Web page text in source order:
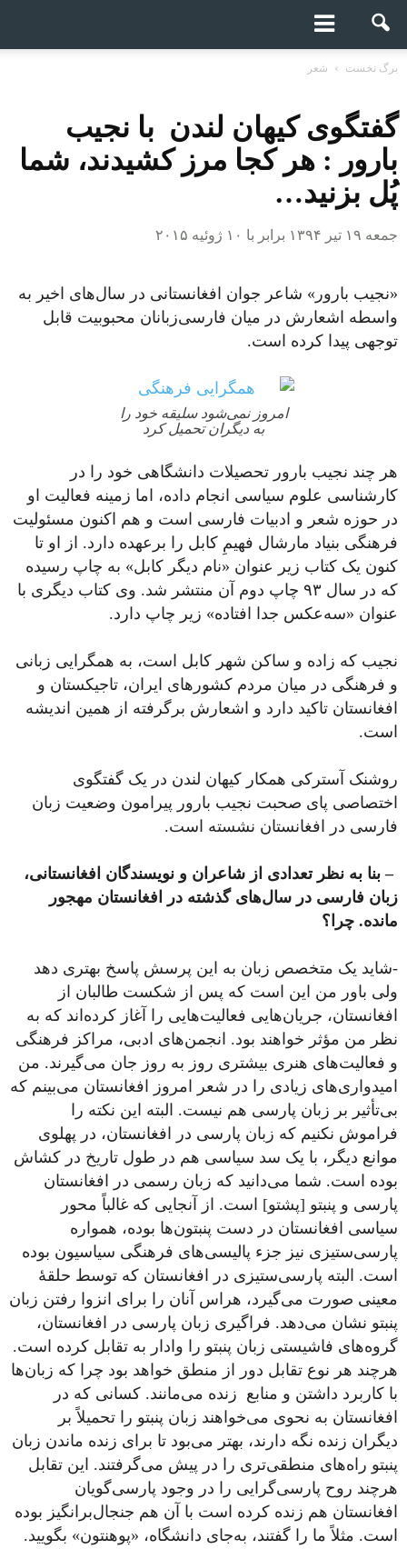
برگ نخست شعر
گفتگوی کیهان لندن با نجیب
بارور : هر کجا مرز کشیدند، شما
پُل بزنید…
جمعه ۱۹ تیر ۱۳۹۴ برابر با ۱۰ ژوئیه ۲۰۱۵
«نجیب بارور» شاعر جوان افغانستانی در سال‌های اخیر به
واسطه اشعارش در میان فارسی‌زبانان محبوبیت قابل
توجهی پیدا کرده است.
امروز نمی‌شود سلیقه خود را
به دیگران تحمیل کرد
هر چند نجیب بارور تحصیلات دانشگاهی خود را در
کارشناسی علوم سیاسی انجام داده، اما زمینه فعالیت او
در حوزه شعر و ادبیات فارسی است و هم اکنون مسئولیت
فرهنگی بنیاد مارشال فهیمِ کابل را بر‌عهده دارد. از او تا
کنون یک کتاب زیر عنوان «نام دیگر کابل» به چاپ رسیده
که در سال ۹۳ چاپ دوم آن منتشر شد. وی کتاب دیگری با
عنوان «سه‌عکس جدا افتاده» زیر چاپ دارد.
نجیب که زاده و ساکن شهر کابل است، به همگرایی زبانی
و فرهنگی در میان مردم کشورهای ایران، تاجیکستان و
افغانستان تاکید دارد و اشعارش برگرفته از همین اندیشه
است.
روشنک آسترکی همکار کیهان لندن در یک گفتگوی
اختصاصی پای صحبت نجیب بارور پیرامون وضعیت زبان
فارسی در افغانستان نشسته است.
– بنا به نظر تعدادی از شاعران و نویسندگان افغانستانی،
زبان فارسی در سال‌های گذشته در افغانستان مهجور
مانده. چرا؟
-شاید یک متخصص زبان به این پرسش پاسخ بهتری دهد
ولی باور من این است که پس از شکست طالبان از
افغانستان، جریان‌هایی فعالیت‌هایی را آغاز کرده‌اند که به
نظر من مؤثر خواهند بود. انجمن‌های ادبی، مراکز فرهنگی
و فعالیت‌های هنری بیشتری روز به ‌روز جان می‌گیرند. من
امیدواری‌های زیادی را در شعر امروز افغانستان می‌بینم که
بی‌تأثیر بر زبان پارسی هم نیست. البته این نکته را
فراموش نکنیم که زبان پارسی در افغانستان، در پهلوی
موانع دیگر، با یک سد سیاسی هم در طول تاریخ در کشاش
بوده است. شما می‌دانید که زبان رسمی در افغانستان
پارسی و پنبتو [پشتو] است. از آنجایی که غالباً محور
سیاسی افغانستان در دست پنبتون‌ها بوده، همواره
پارسی‌ستیزی نیز جزء پالیسی‌های فرهنگی سیاسیون بوده
است. البته پارسی‌ستیزی در افغانستان که توسط حلقۀ
معینی صورت می‌گیرد، هراس آنان را برای انزوا رفتن زبان
پنبتو نشان می‌دهد. فراگیری زبان پارسی در افغانستان،
گروه‌های فاشیستی زبان پنبتو را وادار به تقابل کرده است.
هرچند هر نوع تقابل دور از منطق خواهد بود چرا که زبان‌ها
با کاربرد داشتن و منابع زنده می‌مانند. کسانی که در
افغانستان به نحوی می‌خواهند زبان پنبتو را تحمیلاً بر
دیگران زنده نگه دارند، بهتر می‌بود تا برای زنده‌ ماندن زبان
پنبتو راه‌های منطقی‌تری را در پیش می‌گرفتند. این تقابل
هرچند روح پارسی‌گرایی را در وجود پارسی‌گویان
افغانستان هم زنده کرده است با آن‌ هم جنجال‌برانگیز بوده
است. مثلاً ما را گفتند، به‌جای دانشگاه، «پوهنتون» بگویید.